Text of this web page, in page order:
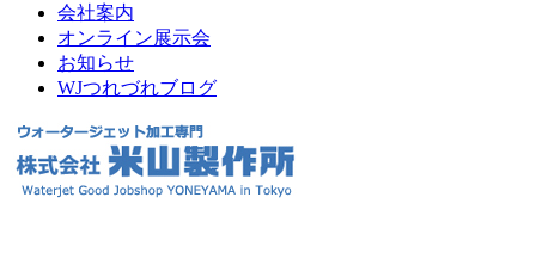
会社案内
オンライン展示会
お知らせ
WJつれづれブログ